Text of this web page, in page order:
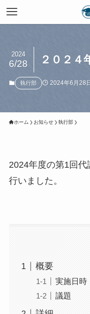
２０２４
2024
6/28
執行部 2024年6月28日
ホーム お知らせ 執行部
2024年度の第1回代
行いました。
概要
実施日時
議題